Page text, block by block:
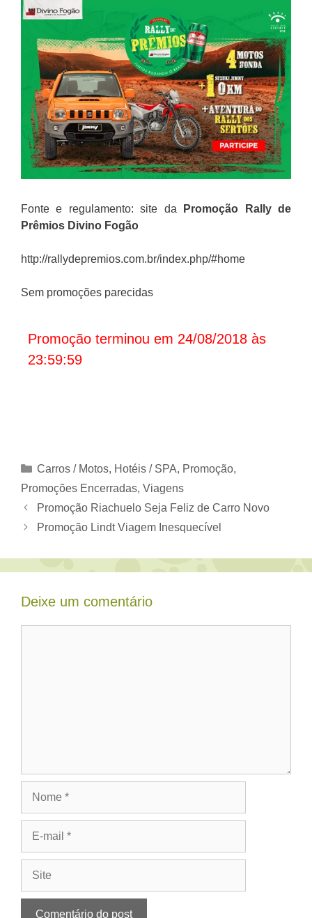
Fonte e regulamento: site da
Promoção Rally de
Prêmios Divino Fogão
http://rallydepremios.com.br/index.php/#home
Sem promoções parecidas
Promoção terminou em 24/08/2018 às
23:59:59
Categorias
Carros / Motos, Hotéis / SPA, Promoção,
Promoções Encerradas, Viagens
Promoção Riachuelo Seja Feliz de Carro Novo
Promoção Lindt Viagem Inesquecível
Deixe um comentário